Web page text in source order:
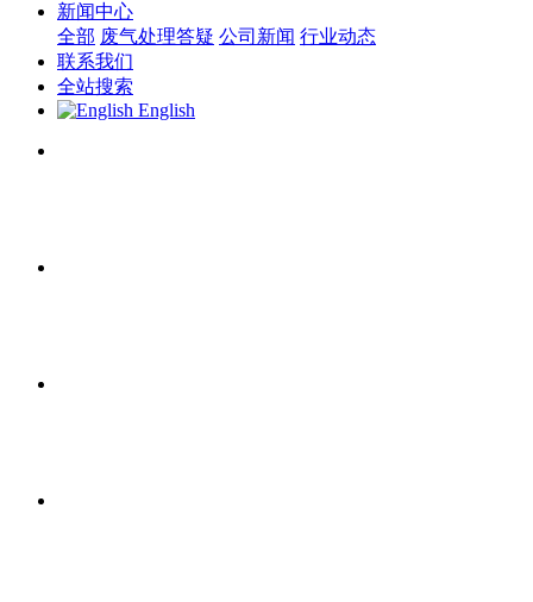
新闻中心
全部 废气处理答疑 公司新闻 行业动态
联系我们
全站搜索
English